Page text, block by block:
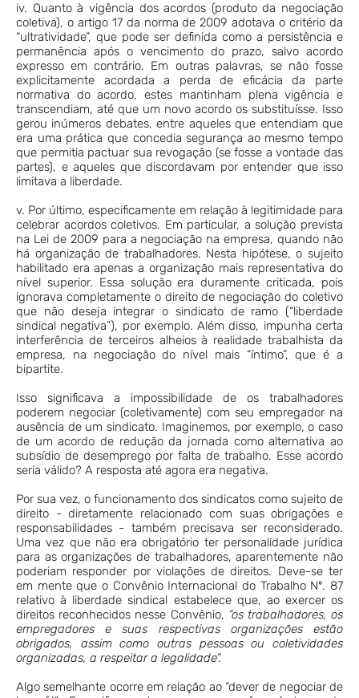
iv. Quanto à vigência dos acordos (produto da negociação
coletiva), o artigo 17 da norma de 2009 adotava o critério da
“ultratividade”, que pode ser definida como a persistência e
permanência após o vencimento do prazo, salvo acordo
expresso em contrário. Em outras palavras, se não fosse
explicitamente acordada a perda de eficácia da parte
normativa do acordo, estes mantinham plena vigência e
transcendiam, até que um novo acordo os substituísse. Isso
gerou inúmeros debates, entre aqueles que entendiam que
era uma prática que concedia segurança ao mesmo tempo
que permitia pactuar sua revogação (se fosse a vontade das
partes), e aqueles que discordavam por entender que isso
limitava a liberdade.
v. Por último, especificamente em relação à legitimidade para
celebrar acordos coletivos. Em particular, a solução prevista
na Lei de 2009 para a negociação na empresa, quando não
há organização de trabalhadores. Nesta hipótese, o sujeito
habilitado era apenas a organização mais representativa do
nível superior. Essa solução era duramente criticada, pois
ignorava completamente o direito de negociação do coletivo
que não deseja integrar o sindicato de ramo (“liberdade
sindical negativa”), por exemplo. Além disso, impunha certa
interferência de terceiros alheios à realidade trabalhista da
empresa, na negociação do nível mais “íntimo”, que é a
bipartite.
Isso significava a impossibilidade de os trabalhadores
poderem negociar (coletivamente) com seu empregador na
ausência de um sindicato. Imaginemos, por exemplo, o caso
de um acordo de redução da jornada como alternativa ao
subsídio de desemprego por falta de trabalho. Esse acordo
seria válido? A resposta até agora era negativa.
Por sua vez, o funcionamento dos sindicatos como sujeito de
direito - diretamente relacionado com suas obrigações e
responsabilidades - também precisava ser reconsiderado.
Uma vez que não era obrigatório ter personalidade jurídica
para as organizações de trabalhadores, aparentemente não
poderiam responder por violações de direitos. Deve-se ter
em mente que o Convênio Internacional do Trabalho Nº. 87
relativo à liberdade sindical estabelece que, ao exercer os
direitos reconhecidos nesse Convênio, “os trabalhadores, os
empregadores e suas respectivas organizações estão
obrigados, assim como outras pessoas ou coletividades
organizadas, a respeitar a legalidade”.
Algo semelhante ocorre em relação ao “dever de negociar de